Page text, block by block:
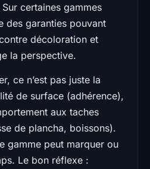
certaines gammes
des garanties pouvant
décoloration et
la perspective.
ce n’est pas juste la
de surface (adhérence),
aux taches
de plancha, boissons).
gamme peut marquer ou
Le bon réflexe :